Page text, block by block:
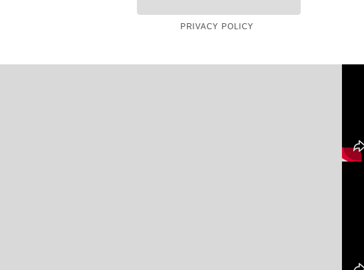
PRIVACY POLICY